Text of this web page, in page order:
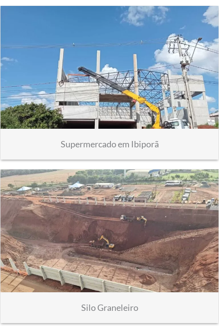
Supermercado em Ibiporã
Silo Graneleiro